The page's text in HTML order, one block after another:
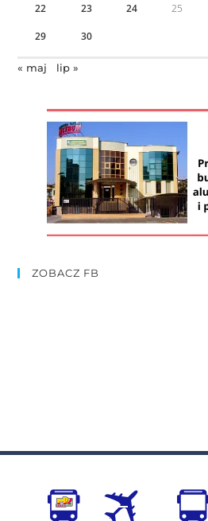
22 23 24 25
29 30
« maj lip »
ZOBACZ FB